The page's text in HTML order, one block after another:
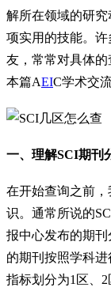
解所在领域的研
项实用的技能。
友，常常对具体的
本篇AEIC学术交
一、理解SCI期刊
在开始查询之前，
识。通常所说的
报中心发布的期刊
的期刊按照学科
指标划分为1区、